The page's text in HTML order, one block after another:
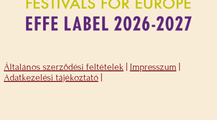
Általános szerződési feltételek Impresszum
Adatkezelési tájékoztató